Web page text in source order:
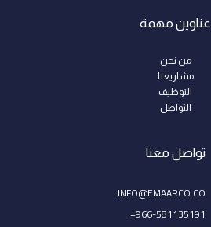
عناوين مهمة
من نحن
مشاريعنا
التوظيف
التواصل
تواصل معنا
INFO@EMAARCO.CO
966-581135191+